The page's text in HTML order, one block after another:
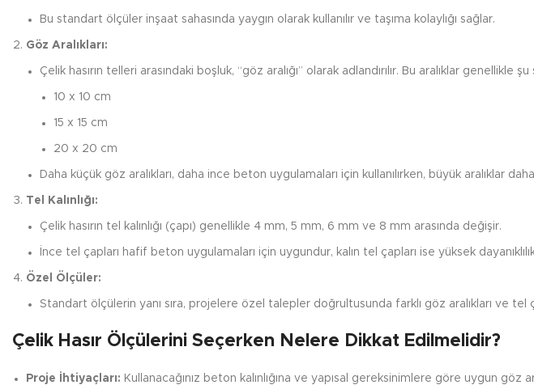
Bu standart ölçüler inşaat sahasında yaygın olarak kullanılır ve taşıma kolaylığı sağlar.
Göz Aralıkları:
Çelik hasırın telleri arasındaki boşluk, “göz aralığı” olarak adlandırılır. Bu aralıklar genellikle
10 x 10 cm
15 x 15 cm
20 x 20 cm
Daha küçük göz aralıkları, daha ince beton uygulamaları için kullanılırken, büyük aralıklar
Tel Kalınlığı:
Çelik hasırın tel kalınlığı (çapı) genellikle 4 mm, 5 mm, 6 mm ve 8 mm arasında değişir.
İnce tel çapları hafif beton uygulamaları için uygundur, kalın tel çapları ise yüksek
Özel Ölçüler:
Standart ölçülerin yanı sıra, projelere özel talepler doğrultusunda farklı göz aralıkları ve tel
Çelik Hasır Ölçülerini Seçerken Nelere Dikkat Edilmelidir?
Proje İhtiyaçları: Kullanacağınız beton kalınlığına ve yapısal gereksinimlere göre uygun göz